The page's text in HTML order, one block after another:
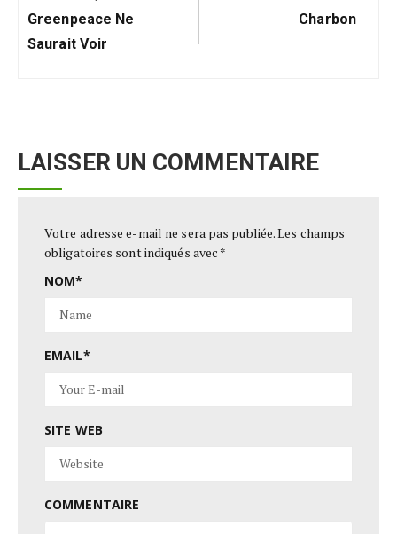
Greenpeace Ne
Saurait Voir
Charbon
LAISSER UN COMMENTAIRE
Votre adresse e-mail ne sera pas publiée.Les champs
obligatoires sont indiqués avec *
NOM*
EMAIL*
SITE WEB
COMMENTAIRE